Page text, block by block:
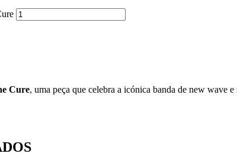
Cure, uma peça que celebra a icónica banda de new wave